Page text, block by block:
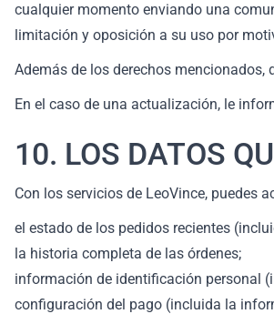
cualquier momento enviando una
limitación y oposición a su uso por
Además de los derechos
En el caso de una actualización, le
10. LOS DATOS
Con los servicios de LeoVince, puedes
el estado de los pedidos recientes
la historia completa de las órdenes;
información de identificación personal
configuración del pago (incluida la